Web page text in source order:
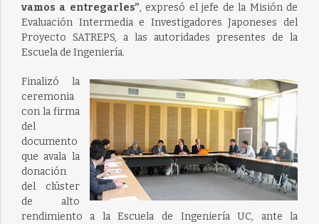
vamos a entregarles”, expresó el jefe de la Misión de
Evaluación Intermedia e Investigadores Japoneses del
Proyecto SATREPS, a las autoridades presentes de la
Escuela de Ingeniería.
Finalizó la
ceremonia
con la firma
del
documento
que avala la
donación
del clúster
de alto
rendimiento a la Escuela de Ingeniería UC, ante la